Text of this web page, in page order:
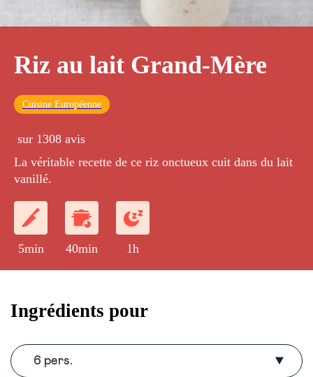
Riz au lait Grand-Mère
Cuisine Européenne
sur 1308 avis
La véritable recette de ce riz onctueux cuit dans du lait
vanillé.
5min 40min 1h
Ingrédients pour
6 pers.